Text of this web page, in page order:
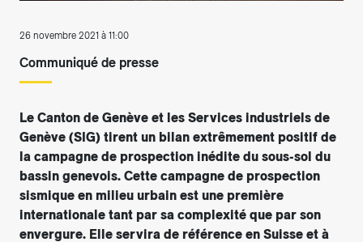
26 novembre 2021 à 11:00
Communiqué de presse
Le Canton de Genève et les Services industriels de
Genève (SIG) tirent un bilan extrêmement positif de
la campagne de prospection inédite du sous-sol du
bassin genevois. Cette campagne de prospection
sismique en milieu urbain est une première
internationale tant par sa complexité que par son
envergure. Elle servira de référence en Suisse et à